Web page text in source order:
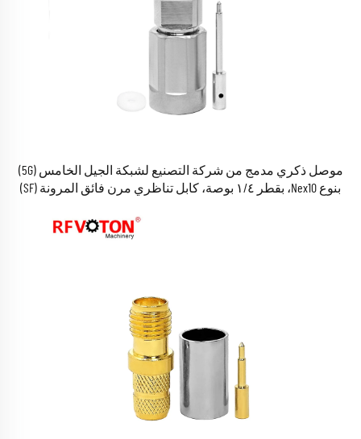
موصل ذكري مدمج من شركة التصنيع لشبكة الجيل الخامس (5G)
بنوع Nex10، بقطر ١/٤ بوصة، كابل تناظري مرن فائق المرونة (SF)